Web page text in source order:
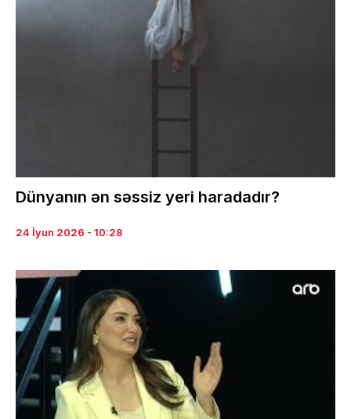
Dünyanın ən səssiz yeri haradadır?
24 İyun 2026 - 10:28